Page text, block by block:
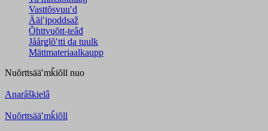
Vasttõsvuuʹd
Ääiʹjpoddsaž
Õhttvuõtt-teâđ
Jåårǥlõʹtti da tuulk
Mättmateriaalkaupp
Nuõrttsääʹmǩiõll nuo
Anarâškielâ
Nuõrttsääʹmǩiõll